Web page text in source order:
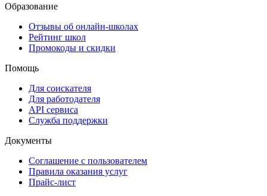
Образование
Отзывы об онлайн-школах
Рейтинг школ
Промокоды и скидки
Помощь
Для соискателя
Для работодателя
API сервиса
Служба поддержки
Документы
Соглашение с пользователем
Правила оказания услуг
Прайс-лист